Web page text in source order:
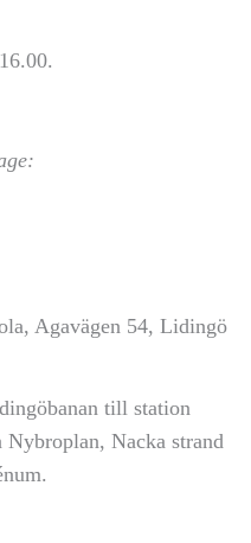
Agavägen 54, Lidingö
till station
Nacka strand